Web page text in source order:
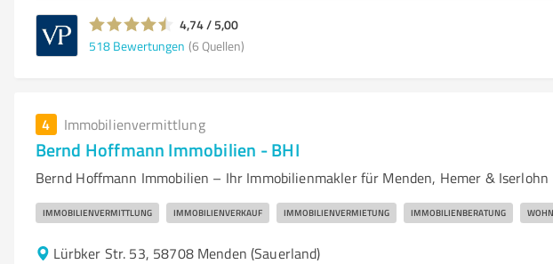
4,74 / 5,00
518 Bewertungen (6 Quellen)
4 Immobilienvermittlung
Bernd Hoffmann Immobilien - BHI
Bernd Hoffmann Immobilien – Ihr Immobilienmakler für Menden, Hemer & Iserlohn
IMMOBILIENVERMITTLUNG IMMOBILIENVERKAUF IMMOBILIENVERMIETUNG IMMOBILIENBERATUNG
Lürbker Str. 53, 58708 Menden (Sauerland)